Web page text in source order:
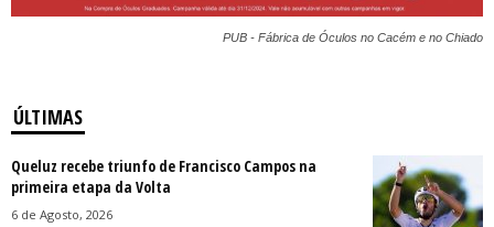
PUB - Fábrica de Óculos no Cacém e no Chiado
ÚLTIMAS
Queluz recebe triunfo de Francisco Campos na
primeira etapa da Volta
6 de Agosto, 2026